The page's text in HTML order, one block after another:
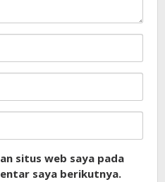
situs web saya pada
saya berikutnya.